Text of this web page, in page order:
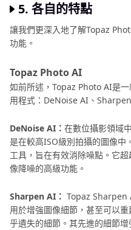
5. 各自的特點
讓我們更深入地了解Topaz
功能。
Topaz Photo AI
如前所述，Topaz Photo AI是
用程式：DeNoise AI、
DeNoise AI： 在數位攝影領域
是在較高ISO級別拍攝的圖像
工具，旨在有效消除噪點。它
像降噪的高級功能。
Sharpen AI： Topaz Sharpen
用於增強圖像細節，甚至可以
乎遺失的細節。其先進的細節